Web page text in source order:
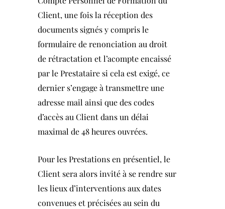
Client, une fois la réception des
documents signés y compris le
formulaire de renonciation au droit
de rétractation et l’acompte encaissé
par le Prestataire si cela est exigé, ce
dernier s’engage à transmettre une
adresse mail ainsi que des codes
d’accès au Client dans un délai
maximal de 48 heures ouvrées.
Pour les Prestations en présentiel, le
Client sera alors invité à se rendre sur
les lieux d’interventions aux dates
convenues et précisées au sein du